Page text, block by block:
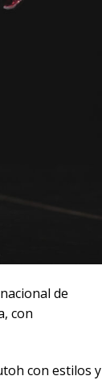
de
con
con estilos y